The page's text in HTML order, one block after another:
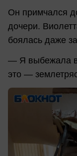
Он примчался
дочери.
боялась даже
— Я выбежала
это —